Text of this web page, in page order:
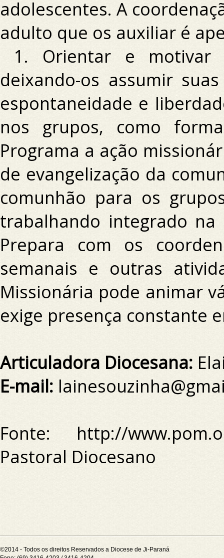
adolescentes.A
adulto que os auxiliar é
1. Orientar e motivar
deixando-os assumir
espontaneidade e
nos grupos, como
Programa a ação
de evangelização da
comunhão para os
trabalhando integrado
Prepara com os
semanais e outras
Missionária pode animar
exige presença constante
Articuladora Diocesana:
E-mail:
Fonte: http://
Pastoral Diocesano
©2014 - Todos os direitos Reservados a Diocese de Ji-Paraná